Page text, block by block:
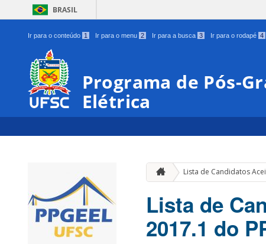
BRASIL
Ir para o conteúdo 1 Ir para o menu 2 Ir para a busca 3 Ir para o rodapé 4
Programa de Pós-
Elétrica
Lista de Candidatos
Lista de
2017.1 do